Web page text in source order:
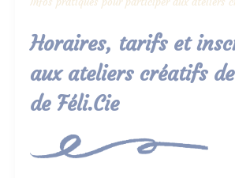
Horaires, tarifs et
aux ateliers créatifs
de Féli.Cie